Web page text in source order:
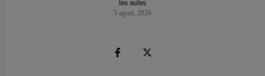
les aules
5 agost, 2026